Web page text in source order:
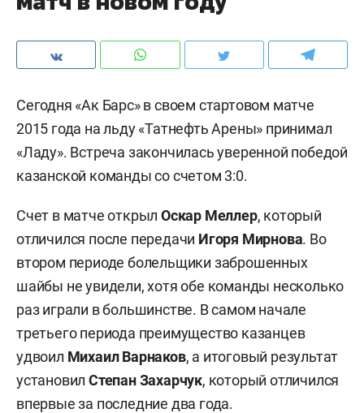
Сегодня «Ак Барс» в своем стартовом матче
2015 года на льду «Татнефть Арены» принимал
«Ладу». Встреча закончилась уверенной победой
казанской команды со счетом 3:0.
Счет в матче открыл Оскар Меллер, который
отличился после передачи Игоря Мирнова. Во
втором периоде болельщики заброшенных
шайбы не увидели, хотя обе команды несколько
раз играли в большинстве. В самом начале
третьего периода преимущество казанцев
удвоил Михаил Варнаков, а итоговый результат
установилСтепан Захарчук, который отличился
впервые за последние два года.